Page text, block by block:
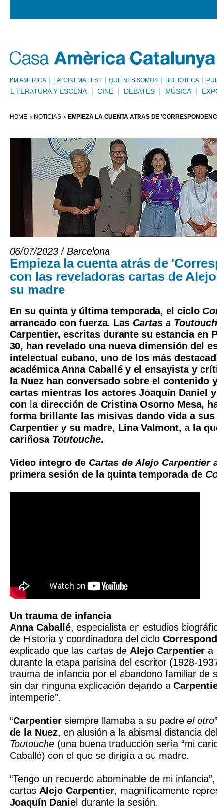
KM AMÈRICA LATCINEMA FEST QUIÉNES SOMOS BIBLIOTECA
LITERATURA Y ESCENA CINE DEBATES MÚSICA
HOME NOTICIAS EMPIEZA LA CUENTA ATRÁS DE
06/07/2023 / Barcelona
Empieza la cuenta atrás de
con las reveladoras cartas de
su madre
En su quinta y última temporada, el ciclo
arrancado con fuerza. Las Cartas a
Carpentier, escritas durante su estancia en
30, han revelado una nueva dimensión del
intelectual cubano, uno de los más
académica Anna Caballé y el ensayista y
la Nuez han conversado sobre el contenido
cartas mientras los actores Joaquín Daniel
con la dirección de Cristina Osorno Mesa,
forma brillante las misivas dando vida a
Carpentier y su madre, Lina Valmont, a la
cariñosa Toutouche.
Video íntegro de Cartas de Alejo Carpentier
primera sesión de la quinta temporada de
Un trauma de infancia
Anna Caballé, especialista en estudios
de Historia y coordinadora del ciclo
explicado que las cartas de Alejo Carpentier a
durante la etapa parisina del escritor (1928-
trauma de infancia por el abandono familiar de
sin dar ninguna explicación dejando a
intemperie”.
“Carpentier siempre llamaba a su padre el otro
de la Nuez, en alusión a la abismal distancia
Toutouche (una buena traducción sería “mi
Caballé) con el que se dirigía a su madre.
“Tengo un recuerdo abominable de mi
cartas Alejo Carpentier, magníficamente
Joaquín Daniel durante la sesión.